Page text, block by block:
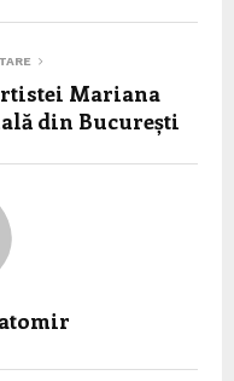
Mariana
din București